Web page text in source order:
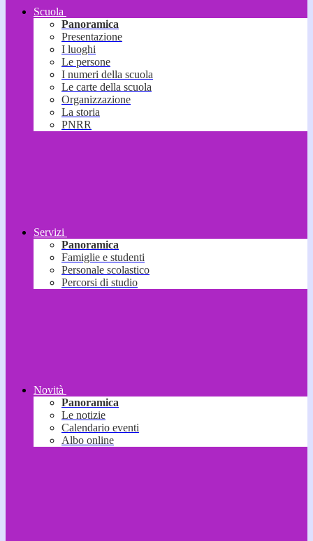
Scuola
Panoramica
Presentazione
I luoghi
Le persone
I numeri della scuola
Le carte della scuola
Organizzazione
La storia
PNRR
Servizi
Panoramica
Famiglie e studenti
Personale scolastico
Percorsi di studio
Novità
Panoramica
Le notizie
Calendario eventi
Albo online